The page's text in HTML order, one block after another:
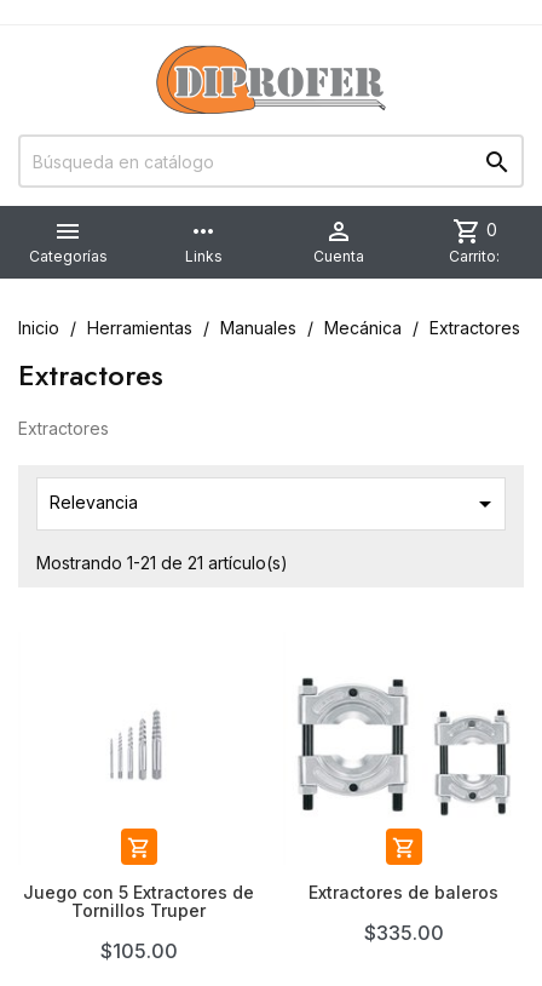


Categorías
more_horiz
Links

Cuenta
shopping_cart 0
Carrito:
Inicio Herramientas Manuales Mecánica Extractores
Extractores
Extractores
Relevancia 
Mostrando 1-21 de 21 artículo(s)

Juego con 5 Extractores de
Tornillos Truper
$105.00

Extractores de baleros
$335.00